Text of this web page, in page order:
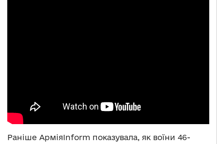
Раніше АрміяInform показувала, як воїни 46-